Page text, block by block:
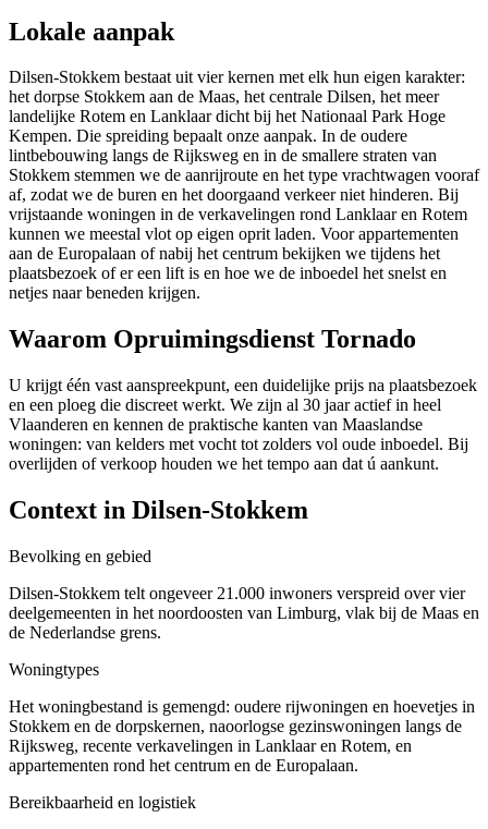
Lokale aanpak
Dilsen-Stokkem bestaat uit vier kernen met elk hun eigen karakter:
het dorpse Stokkem aan de Maas, het centrale Dilsen, het meer
landelijke Rotem en Lanklaar dicht bij het Nationaal Park Hoge
Kempen. Die spreiding bepaalt onze aanpak. In de oudere
lintbebouwing langs de Rijksweg en in de smallere straten van
Stokkem stemmen we de aanrijroute en het type vrachtwagen vooraf
af, zodat we de buren en het doorgaand verkeer niet hinderen. Bij
vrijstaande woningen in de verkavelingen rond Lanklaar en Rotem
kunnen we meestal vlot op eigen oprit laden. Voor appartementen
aan de Europalaan of nabij het centrum bekijken we tijdens het
plaatsbezoek of er een lift is en hoe we de inboedel het snelst en
netjes naar beneden krijgen.
Waarom Opruimingsdienst Tornado
U krijgt één vast aanspreekpunt, een duidelijke prijs na plaatsbezoek
en een ploeg die discreet werkt. We zijn al 30 jaar actief in heel
Vlaanderen en kennen de praktische kanten van Maaslandse
woningen: van kelders met vocht tot zolders vol oude inboedel. Bij
overlijden of verkoop houden we het tempo aan dat ú aankunt.
Context in Dilsen-Stokkem
Bevolking en gebied
Dilsen-Stokkem telt ongeveer 21.000 inwoners verspreid over vier
deelgemeenten in het noordoosten van Limburg, vlak bij de Maas en
de Nederlandse grens.
Woningtypes
Het woningbestand is gemengd: oudere rijwoningen en hoevetjes in
Stokkem en de dorpskernen, naoorlogse gezinswoningen langs de
Rijksweg, recente verkavelingen in Lanklaar en Rotem, en
appartementen rond het centrum en de Europalaan.
Bereikbaarheid en logistiek